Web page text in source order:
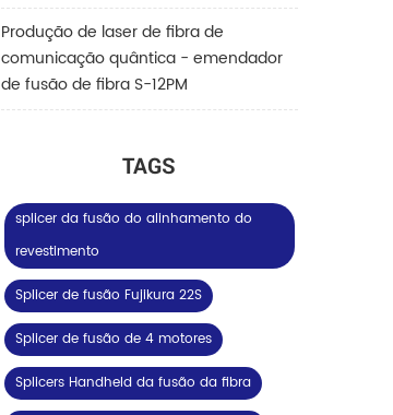
Produção de laser de fibra de
comunicação quântica - emendador
de fusão de fibra S-12PM
TAGS
splicer da fusão do alinhamento do
revestimento
Splicer de fusão Fujikura 22S
Splicer de fusão de 4 motores
Splicers Handheld da fusão da fibra